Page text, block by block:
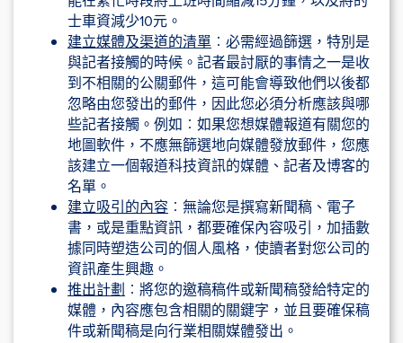
士車資減少10元。
建立媒體及渠道的清單 ︰必需經過篩選，特別是
與記者接觸的時候。記者最討厭的事情之一是收
到不相關的公關郵件，這可能會導致他們以後都
忽略由您發出的郵件，因此您必須分析應該與哪
些記者接觸。例如︰如果您想媒體報道有關您的
地圖軟件，不應無篩選地向媒體發放郵件，您應
該建立一個報道科技資訊的媒體、記者及博客的
名單。
建立吸引的內容 ︰無論您是撰寫新聞稿、電子
書，或是重點資訊，都要確保內容吸引，加插數
據同時塑造公司的個人風格，使讀者對您公司的
資訊產生興趣。
推出計劃 ︰將您的邀稿稿件或新聞稿發給特定的
媒體，內容應包含相關的關鍵字，並且要確保稿
件或新聞稿是向行業相關媒體發出。